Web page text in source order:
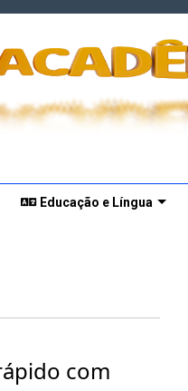
Educação e Língua
com